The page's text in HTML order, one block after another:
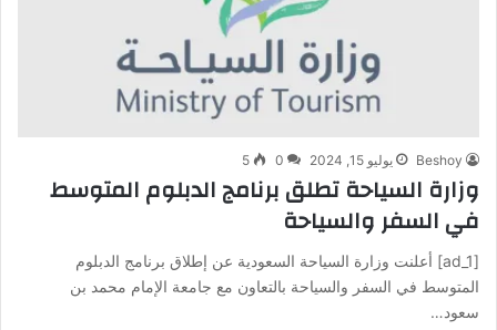
Beshoy يوليو 15, 2024 0
5
وزارة السياحة تطلق برنامج الدبلوم المتوسط
في السفر والسياحة
[ad_1] أعلنت وزارة السياحة السعودية عن إطلاق برنامج الدبلوم
المتوسط في السفر والسياحة بالتعاون مع جامعة الإمام محمد بن
سعود…